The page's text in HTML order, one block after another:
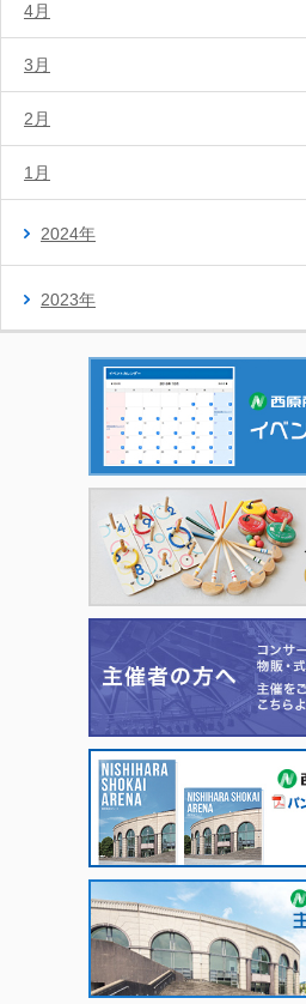
4月
3月
2月
1月
2024年
2023年